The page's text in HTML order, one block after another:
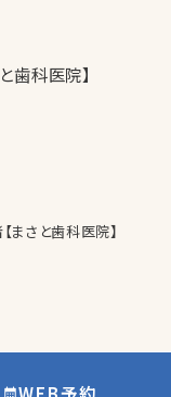
歯科医院】
まさと歯科医院】